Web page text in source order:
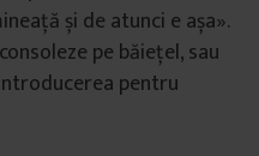
și de atunci e așa».
pe băiețel, sau
pentru